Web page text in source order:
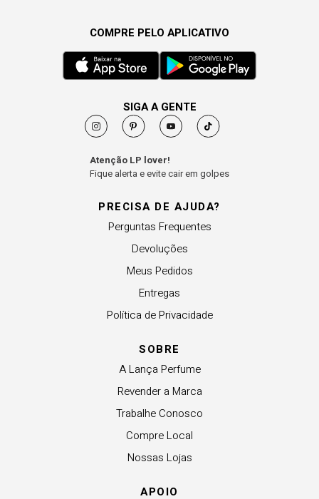
PRECISA DE AJUDA?
Perguntas Frequentes
Devoluções
Meus Pedidos
Entregas
Política de Privacidade
SOBRE
A Lança Perfume
Revender a Marca
Trabalhe Conosco
Compre Local
Nossas Lojas
APOIO
COMPRE PELO APLICATIVO
SIGA A GENTE
Atenção LP lover!
Fique alerta e evite cair em golpes